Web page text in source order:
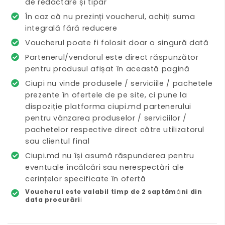
În caz că nu prezinți voucherul, achiți suma
integrală fără reducere
Voucherul poate fi folosit doar o singură dată
Partenerul/vendorul este direct răspunzător
pentru produsul afișat în această pagină
Ciupi nu vinde produsele / serviciile / pachetele
prezente în ofertele de pe site, ci pune la
dispoziție platforma ciupi.md partenerului
pentru vânzarea produselor / serviciilor /
pachetelor respective direct către utilizatorul
sau clientul final
Ciupi.md nu își asumă răspunderea pentru
eventuale încălcări sau nerespectări ale
cerințelor specificate în ofertă
Voucherul este valabil timp de 2 saptămâni din
data procurării